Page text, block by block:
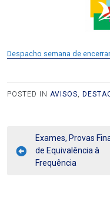
Despacho semana de
POSTED IN AVISOS,
Exames, Provas
de Equivalência à
Frequência